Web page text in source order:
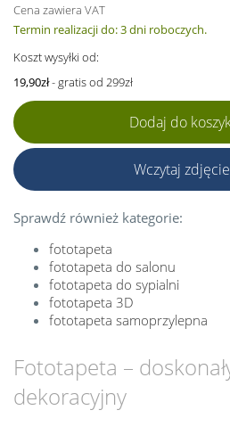
Cena zawiera VAT
Termin realizacji do: 3 dni roboczych.
Koszt wysyłki od:
19,90zł- gratis od 299zł
Dodaj do
Wczytaj zdjęcie
Sprawdź również kategorie:
fototapeta
fototapeta do salonu
fototapeta do sypialni
fototapeta 3D
fototapeta samoprzylepna
Fototapeta –
dekoracyjny